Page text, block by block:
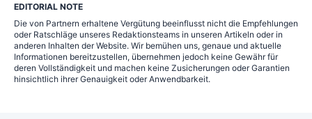
EDITORIAL NOTE
Die von Partnern erhaltene Vergütung beeinflusst nicht die Empfehlungen
oder Ratschläge unseres Redaktionsteams in unseren Artikeln oder in
anderen Inhalten der Website. Wir bemühen uns, genaue und aktuelle
Informationen bereitzustellen, übernehmen jedoch keine Gewähr für
deren Vollständigkeit und machen keine Zusicherungen oder Garantien
hinsichtlich ihrer Genauigkeit oder Anwendbarkeit.